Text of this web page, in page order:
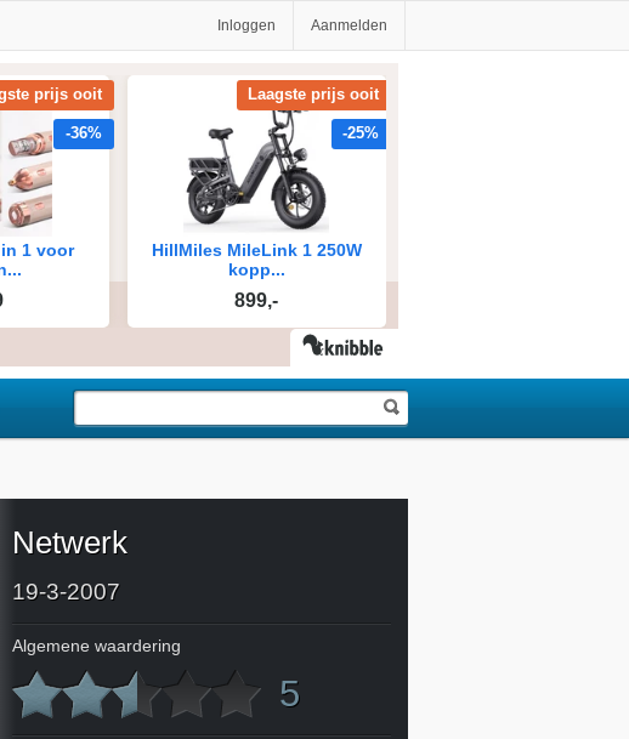
Inloggen Aanmelden
Netwerk
19-3-2007
Algemene waardering
5